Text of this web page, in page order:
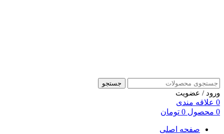
جستجو
ورود / عضویت
0 علاقه مندی
0 محصول 0 تومان
صفحه اصلی